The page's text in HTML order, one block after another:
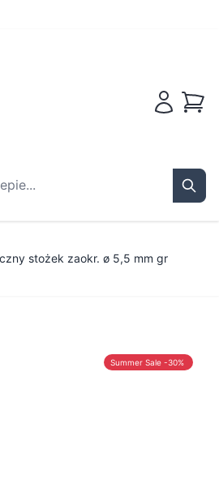
stożek zaokr. ø 5,5 mm gr
Summer Sale -30%